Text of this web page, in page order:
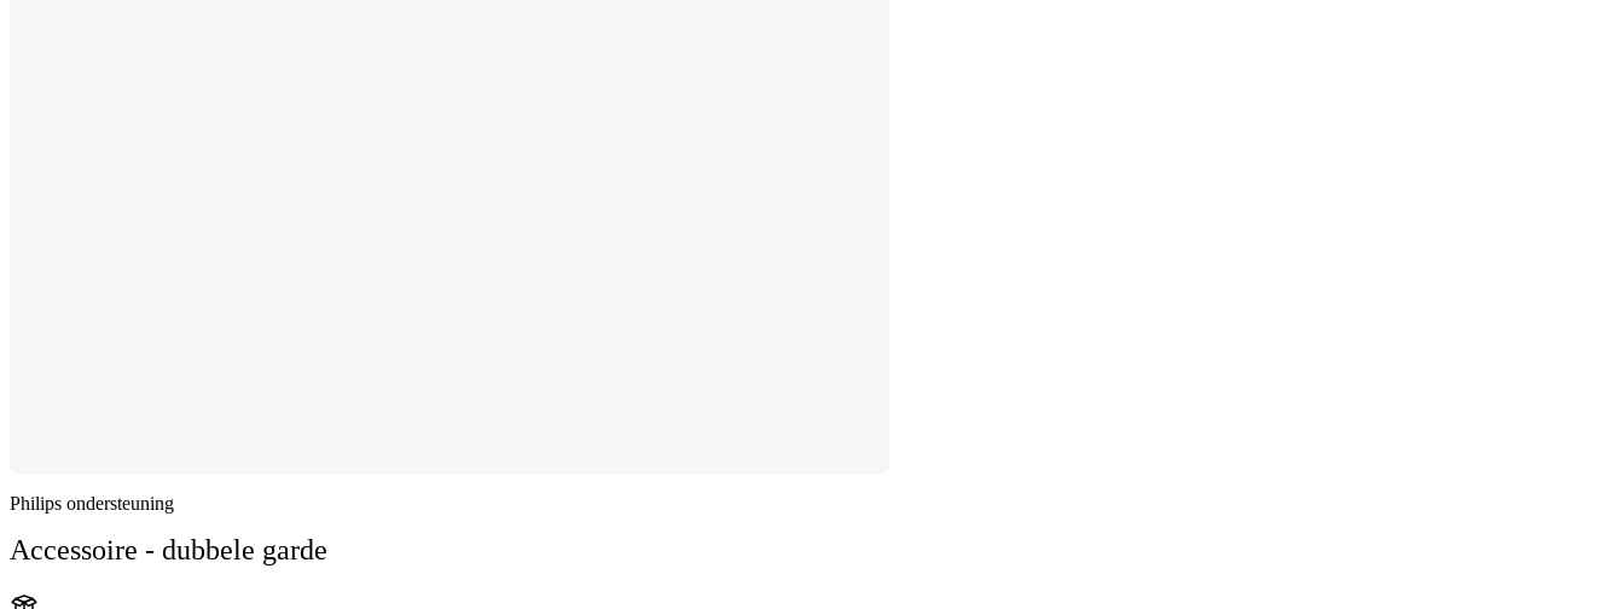
Philips ondersteuning
Accessoire - dubbele garde